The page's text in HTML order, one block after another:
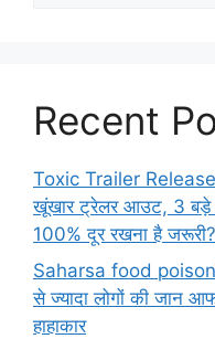
Recent
Toxic Trailer Release
खूंखार ट्रेलर आउट, 3 बड़े
100% दूर रखना है जरूरी?
Saharsa food
से ज्यादा लोगों की जान
हाहाकार